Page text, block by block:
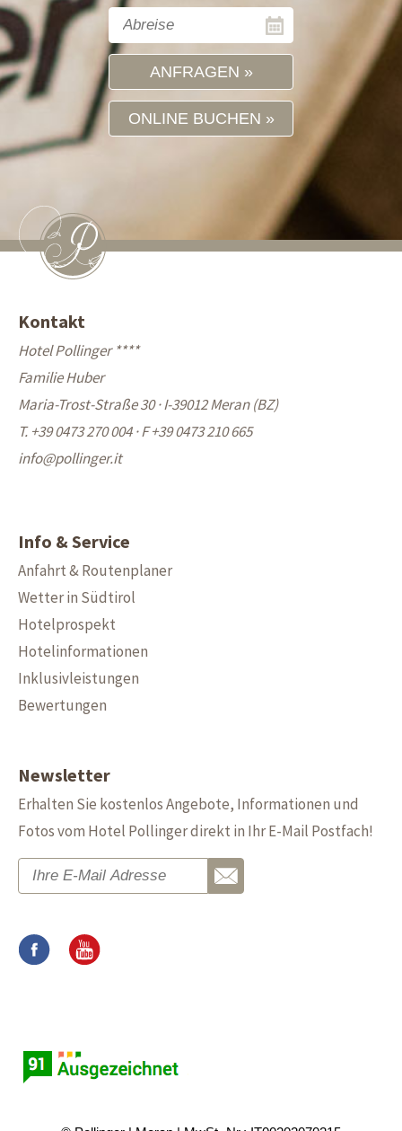
ANFRAGEN
ONLINE BUCHEN
Kontakt
Hotel Pollinger ****
Familie Huber
Maria-Trost-Straße 30 · I-39012 Meran (BZ)
T. +39 0473 270 004·F +39 0473 210 665
info@pollinger.it
Info & Service
Anfahrt & Routenplaner
Wetter in Südtirol
Hotelprospekt
Hotelinformationen
Inklusivleistungen
Bewertungen
Newsletter
Erhalten Sie kostenlos Angebote, Informationen und
Fotos vom Hotel Pollinger direkt in Ihr E-Mail Postfach!